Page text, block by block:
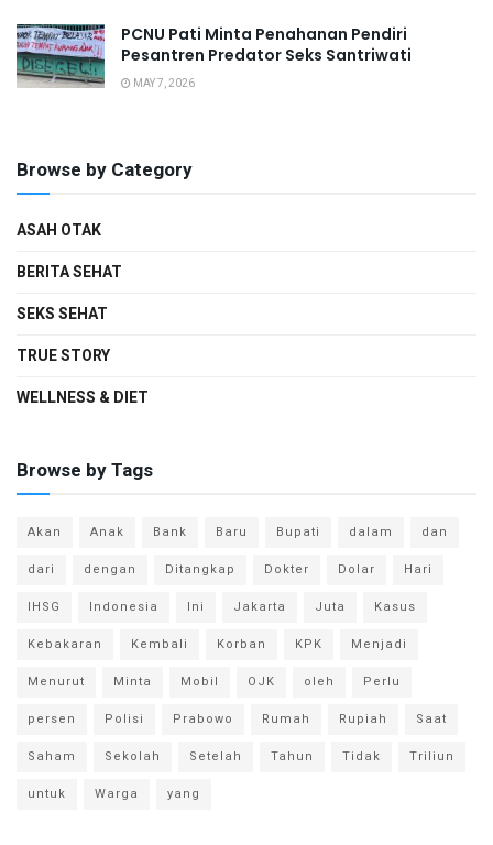
PCNU Pati Minta Penahanan Pendiri
Pesantren Predator Seks Santriwati
MAY 7, 2026
Browse by Category
ASAH OTAK
BERITA SEHAT
SEKS SEHAT
TRUE STORY
WELLNESS & DIET
Browse by Tags
Akan Anak Bank Baru Bupati dalam
dan
dari
dengan Ditangkap Dokter Dolar
Hari
IHSG
Indonesia Ini Jakarta Juta
Kasus
Kebakaran
Kembali Korban KPK
Menjadi
Menurut
Minta Mobil OJK oleh
Perlu
persen
Polisi Prabowo Rumah Rupiah
Saat
Saham
Sekolah Setelah Tahun Tidak
Triliun
untuk
Warga yang